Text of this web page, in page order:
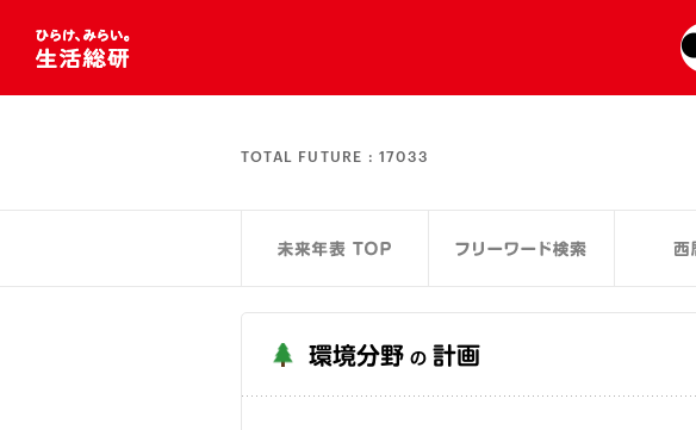
TOTAL FUTURE : 17033
環境分野 の 計画